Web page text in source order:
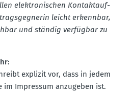
elektro­ni­schen Kontakt­auf­
leicht erkennbar,
und ständig verfügbar zu
explizit vor, dass in jedem
im Impressum anzugeben ist.